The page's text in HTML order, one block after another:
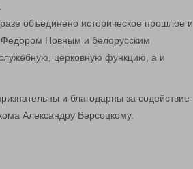
объединено историческое прошлое и
Повным и белорусским
церковную функцию, а и
и благодарны за содействие
Александру Версоцкому.